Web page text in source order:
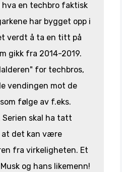
en techbro faktisk
har bygget opp i
verdt å ta en titt på
gikk fra 2014-2019.
for techbros,
vendingen mot de
følge av f.eks.
skal ha tatt
at det kan være
fra virkeligheten. Et
og hans likemenn!